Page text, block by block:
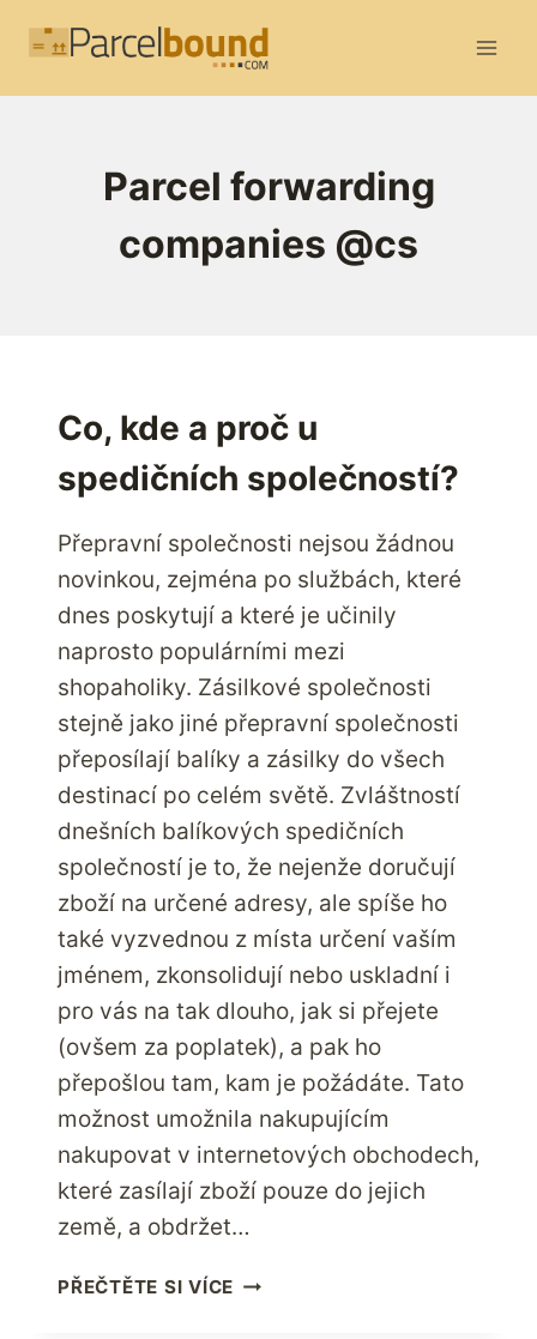
Parcel forwarding
companies @cs
Co, kde a proč u
spedičních společností?
Přepravní společnosti nejsou žádnou
novinkou, zejména po službách, které
dnes poskytují a které je učinily
naprosto populárními mezi
shopaholiky. Zásilkové společnosti
stejně jako jiné přepravní společnosti
přeposílají balíky a zásilky do všech
destinací po celém světě. Zvláštností
dnešních balíkových spedičních
společností je to, že nejenže doručují
zboží na určené adresy, ale spíše ho
také vyzvednou z místa určení vaším
jménem, zkonsolidují nebo uskladní i
pro vás na tak dlouho, jak si přejete
(ovšem za poplatek), a pak ho
přepošlou tam, kam je požádáte. Tato
možnost umožnila nakupujícím
nakupovat v internetových obchodech,
které zasílají zboží pouze do jejich
země, a obdržet…
PŘEČTĚTE SI VÍCE CO,